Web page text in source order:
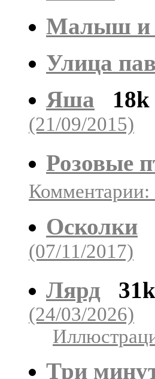
Малыш и
Улица
Яша
18k
(21/09/2015)
Розовые
Осколки
(07/11/2017)
Лярд
31k
(24/03/2026)
Три